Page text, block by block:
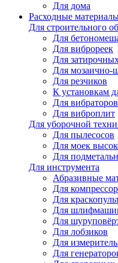
Для дома
Расходные
Для строительного
Для
Для виброреек
Для
Для
Для резчиков
К установкам
Для вибраторов
Для виброплит
Для уборочной
Для пылесосов
Для моек
Для
Для инструмента
Абразивные
Для
Для
Для
Для
Для лобзиков
Для
Для